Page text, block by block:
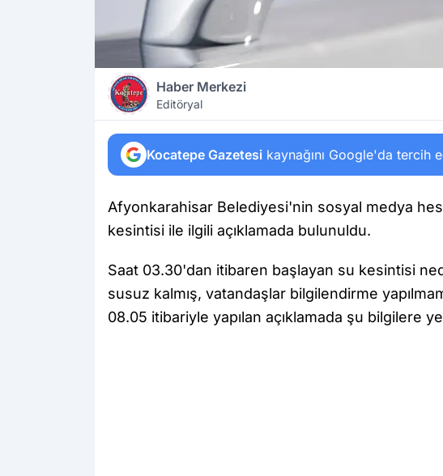
Haber Merkezi
Editöryal
Kocatepe Gazetesi kaynağını Google'da tercih
Afyonkarahisar Belediyesi'nin sosyal medya
kesintisi ile ilgili açıklamada bulunuldu.
Saat 03.30'dan itibaren başlayan su kesintisi
susuz kalmış, vatandaşlar bilgilendirme
08.05 itibariyle yapılan açıklamada şu bilgilere